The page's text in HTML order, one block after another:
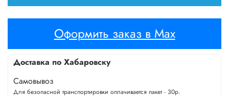
Оформить заказ в Max
Доставка по Хабаровску
Самовывоз
Для безопасной транспортировки оплачивается пакет - 30р.